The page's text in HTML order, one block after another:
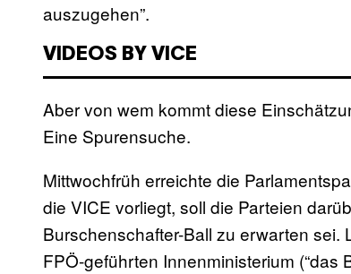
auszugehen”.
VIDEOS BY VICE
Aber von wem kommt diese
Eine Spurensuche.
Mittwochfrüh erreichte die
die VICE vorliegt, soll die Parteien
Burschenschafter-Ball zu erwarten
FPÖ-geführten Innenministerium (“das